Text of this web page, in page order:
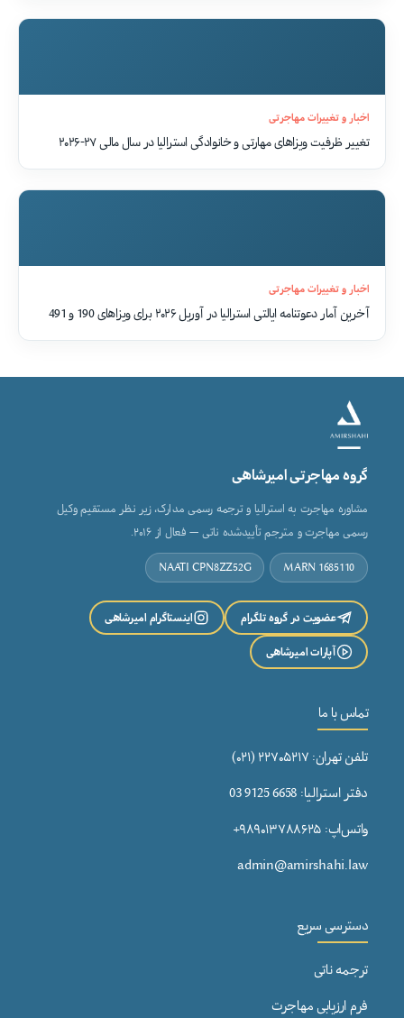
اخبار و تغییرات مهاجرتی
تغییر ظرفیت ویزاهای مهارتی و خانوادگی استرالیا در سال مالی ۲۷-۲۰۲۶
اخبار و تغییرات مهاجرتی
آخرین آمار دعوتنامه ایالتی استرالیا در آوریل ۲۰۲۶ برای ویزاهای 190 و 491
گروه مهاجرتی امیرشاهی
مشاوره مهاجرت به استرالیا و ترجمه رسمی مدارک، زیر نظر مستقیم وکیل
رسمی مهاجرت و مترجم تأییدشده ناتی — فعال از ۲۰۱۶.
MARN 1685110
NAATI CPN8ZZ52G
عضویت در گروه تلگرام اینستاگرام امیرشاهی
آپارات امیرشاهی
تماس با ما
تلفن تهران: ۲۲۷۰۵۲۱۷ (۰۲۱)
دفتر استرالیا: 6658 9125 03
واتس‌اپ: ۹۸۹۰۱۳۷۸۸۶۲۵+
admin@amirshahi.law
دسترسی سریع
ترجمه ناتی
فرم ارزیابی مهاجرت